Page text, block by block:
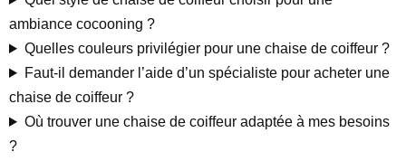
ambiance cocooning ?
Quelles couleurs privilégier pour une chaise de coiffeur ?
Faut-il demander l’aide d’un spécialiste pour acheter une
chaise de coiffeur ?
Où trouver une chaise de coiffeur adaptée à mes besoins
?